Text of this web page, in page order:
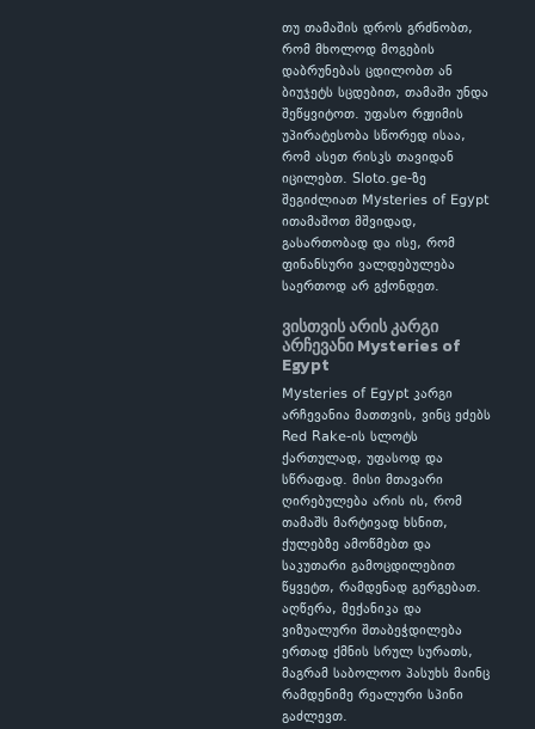
თუ თამაშის დროს გრძნობთ,
რომ მხოლოდ მოგების
დაბრუნებას ცდილობთ ან
ბიუჯეტს სცდებით, თამაში უნდა
შეწყვიტოთ. უფასო რეჟიმის
უპირატესობა სწორედ ისაა,
რომ ასეთ რისკს თავიდან
იცილებთ. Sloto.ge-ზე
შეგიძლიათ Mysteries of Egypt
ითამაშოთ მშვიდად,
გასართობად და ისე, რომ
ფინანსური ვალდებულება
საერთოდ არ გქონდეთ.
ვისთვის არის კარგი
არჩევანი Mysteries of
Egypt
Mysteries of Egypt კარგი
არჩევანია მათთვის, ვინც ეძებს
Red Rake-ის სლოტს
ქართულად, უფასოდ და
სწრაფად. მისი მთავარი
ღირებულება არის ის, რომ
თამაშს მარტივად ხსნით,
ქულებზე ამოწმებთ და
საკუთარი გამოცდილებით
წყვეტთ, რამდენად გერგებათ.
აღწერა, მექანიკა და
ვიზუალური შთაბეჭდილება
ერთად ქმნის სრულ სურათს,
მაგრამ საბოლოო პასუხს მაინც
რამდენიმე რეალური სპინი
გაძლევთ.